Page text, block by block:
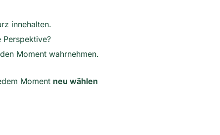
innehalten.
Moment wahrnehmen.
Moment neu wählen